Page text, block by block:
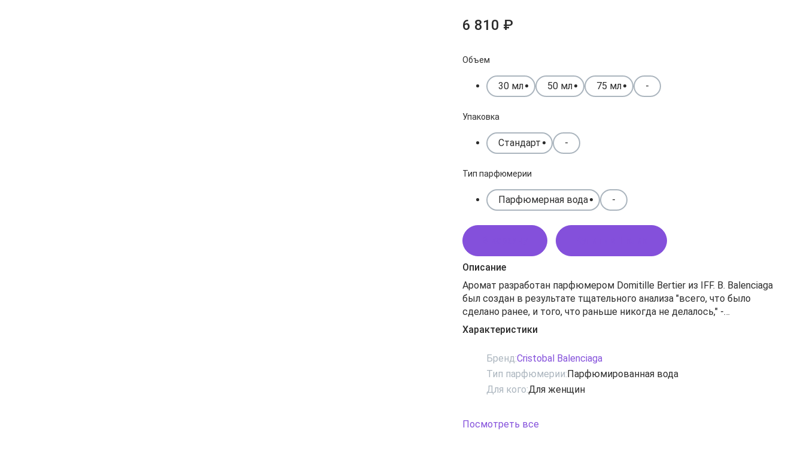
6 810 ₽
Объем
30 мл 50 мл 75 мл -
Упаковка
Стандарт -
Тип парфюмерии
Парфюмерная вода -
Описание
Аромат разработан парфюмером Domitille Bertier из IFF. B. Balenciaga
был создан в результате тщательного анализа "всего, что было
сделано ранее, и того, что раньше никогда не делалось," -
говорит креативный директор бренда Balenciaga. Парфюмерная
композиция Cristobal Balensiaga B. Balenciaga анонсируется как
Верхние ноты включают ландыш, лист фиалки и зеленые соевые
бобы Edamame.
Характеристики
Бренд:Cristobal Balenciaga
Тип парфюмерии:Парфюмированная вода
Для кого:Для женщин
Посмотреть все